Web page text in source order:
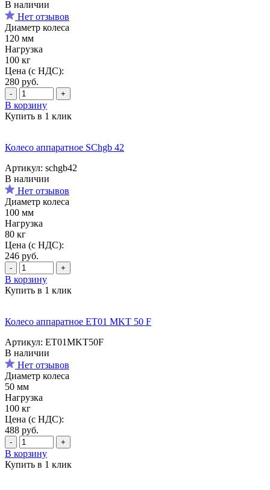
В наличии
Нет отзывов
Диаметр колеса
120 мм
Нагрузка
100 кг
Цена (с НДС):
280 руб.
- +
В корзину
Купить в 1 клик
Колесо аппаратное SChgb 42
Артикул: schgb42
В наличии
Нет отзывов
Диаметр колеса
100 мм
Нагрузка
80 кг
Цена (с НДС):
246 руб.
- +
В корзину
Купить в 1 клик
Колесо аппаратное ET01 MKT 50 F
Артикул: ET01MKT50F
В наличии
Нет отзывов
Диаметр колеса
50 мм
Нагрузка
100 кг
Цена (с НДС):
488 руб.
- +
В корзину
Купить в 1 клик